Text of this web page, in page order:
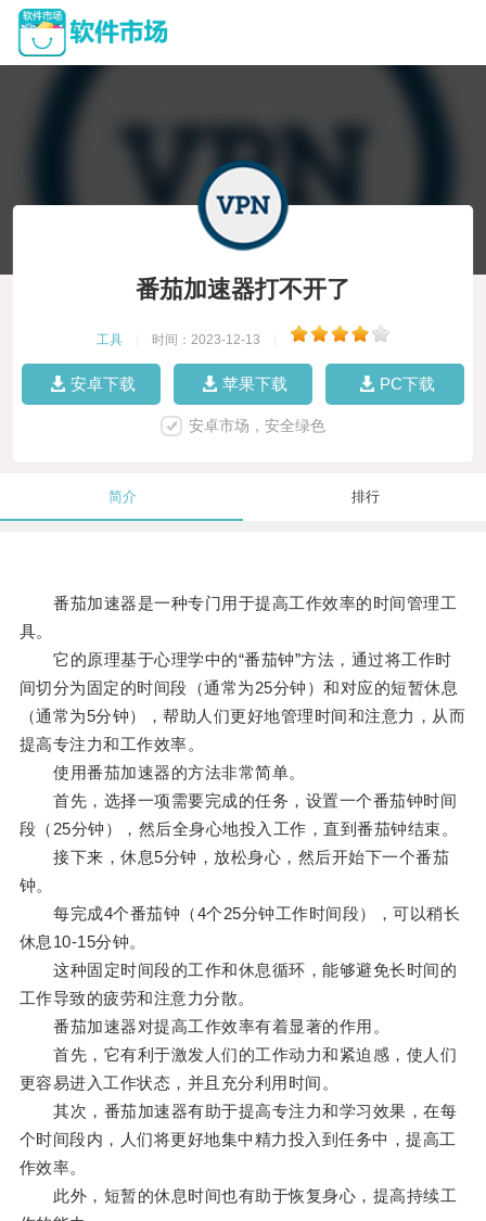
番茄加速器打不开了
工具 时间：2023-12-13
安卓下载 苹果下载 PC下载
安卓市场，安全绿色
简介 排行
番茄加速器是一种专门用于提高工作效率的时间管理工
具。
它的原理基于心理学中的“番茄钟”方法，通过将工作时
间切分为固定的时间段（通常为25分钟）和对应的短暂休息
（通常为5分钟），帮助人们更好地管理时间和注意力，从而
提高专注力和工作效率。
使用番茄加速器的方法非常简单。
首先，选择一项需要完成的任务，设置一个番茄钟时间
段（25分钟），然后全身心地投入工作，直到番茄钟结束。
接下来，休息5分钟，放松身心，然后开始下一个番茄
钟。
每完成4个番茄钟（4个25分钟工作时间段），可以稍长
休息10-15分钟。
这种固定时间段的工作和休息循环，能够避免长时间的
工作导致的疲劳和注意力分散。
番茄加速器对提高工作效率有着显著的作用。
首先，它有利于激发人们的工作动力和紧迫感，使人们
更容易进入工作状态，并且充分利用时间。
其次，番茄加速器有助于提高专注力和学习效果，在每
个时间段内，人们将更好地集中精力投入到任务中，提高工
作效率。
此外，短暂的休息时间也有助于恢复身心，提高持续工